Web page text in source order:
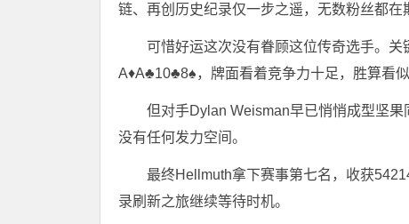
链、再创历史纪录仅一步之遥，无数粉丝都在
可惜好运这次没有眷顾这位传奇选手。
A♦A♣10♣8♠，牌面看着竞争力十足，胜算看似
但对手Dylan Weisman早已悄悄成型坚果
没有任何发力空间。
最终Hellmuth拿下赛事第七名，收获
录刷新之旅继续等待时机。